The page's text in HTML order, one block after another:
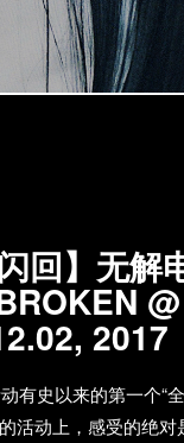
闪回】无解
2017
有史以来的第一个“
活动上，感受的绝对